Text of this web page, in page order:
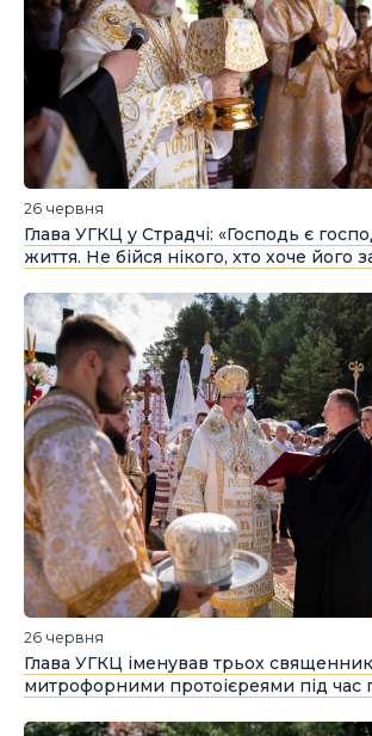
26 червня
Глава УГКЦ у Страдчі: «Господь є
життя. Не бійся нікого, хто хоче його
26 червня
Глава УГКЦ іменував трьох
митрофорними протоієреями під час